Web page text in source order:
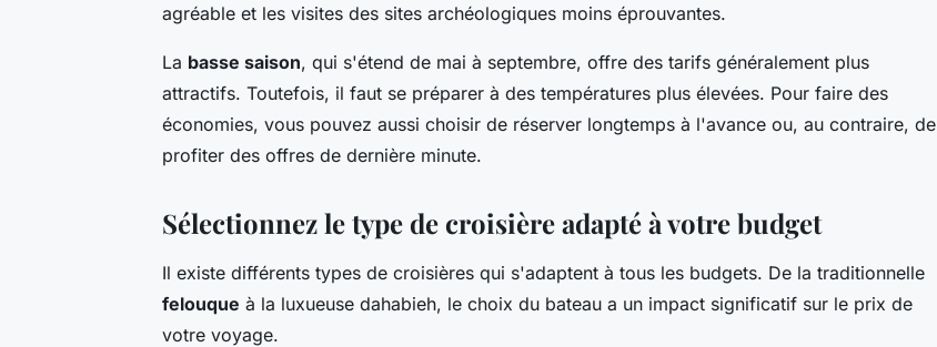
agréable et les visites des sites archéologiques moins éprouvantes.
La basse saison, qui s'étend de mai à septembre, offre des tarifs généralement plus
attractifs. Toutefois, il faut se préparer à des températures plus élevées. Pour faire des
économies, vous pouvez aussi choisir de réserver longtemps à l'avance ou, au contraire, de
profiter des offres de dernière minute.
Sélectionnez le type de croisière adapté à votre budget
Il existe différents types de croisières qui s'adaptent à tous les budgets. De la traditionnelle
felouque à la luxueuse dahabieh, le choix du bateau a un impact significatif sur le prix de
votre voyage.